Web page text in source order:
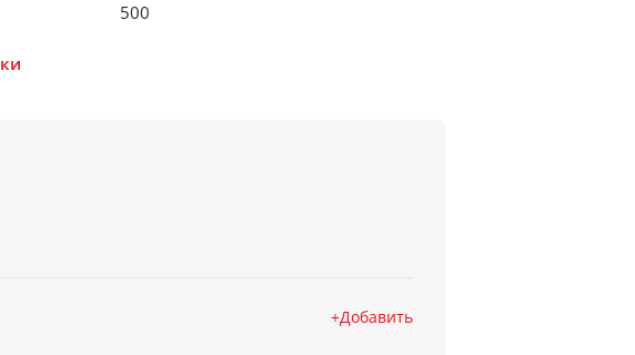
500
Добавить